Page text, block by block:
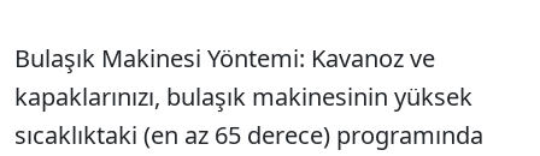
Bulaşık Makinesi Yöntemi: Kavanoz ve
kapaklarınızı, bulaşık makinesinin yüksek
sıcaklıktaki (en az 65 derece) programında